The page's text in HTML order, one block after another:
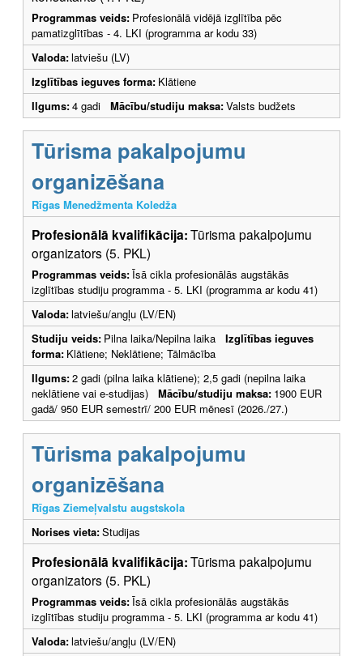
Programmas veids: Profesionālā vidējā izglītība pēc
pamatizglītības - 4. LKI (programma ar kodu 33)
Valoda:latviešu (LV)
Izglītības ieguves forma: Klātiene
Ilgums:4 gadi Mācību/studiju maksa:Valsts budžets
Tūrisma pakalpojumu
organizēšana
Rīgas Menedžmenta Koledža
Profesionālā kvalifikācija:Tūrisma pakalpojumu
organizators (5. PKL)
Programmas veids:Īsā cikla profesionālās augstākās
izglītības studiju programma - 5. LKI (programma ar kodu 41)
Valoda:latviešu/angļu (LV/EN)
Studiju veids: Pilna laika/Nepilna laika Izglītības ieguves
forma: Klātiene; Neklātiene; Tālmācība
Ilgums:2 gadi (pilna laika klātiene); 2,5 gadi (nepilna laika
neklātiene vai e-studijas) Mācību/studiju maksa: 1900 EUR
gadā/ 950 EUR semestrī/ 200 EUR mēnesī (2026./27.)
Tūrisma pakalpojumu
organizēšana
Rīgas Ziemeļvalstu augstskola
Norises vieta:Studijas
Profesionālā kvalifikācija:Tūrisma pakalpojumu
organizators (5. PKL)
Programmas veids:Īsā cikla profesionālās augstākās
izglītības studiju programma - 5. LKI (programma ar kodu 41)
Valoda:latviešu/angļu (LV/EN)